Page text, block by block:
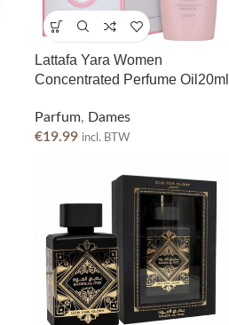
Lattafa Yara Women
Concentrated Perfume Oil20ml
Parfum, Dames
€19.99 incl. BTW